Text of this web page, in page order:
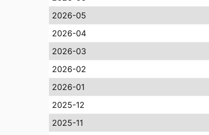
2026-05
2026-04
2026-03
2026-02
2026-01
2025-12
2025-11